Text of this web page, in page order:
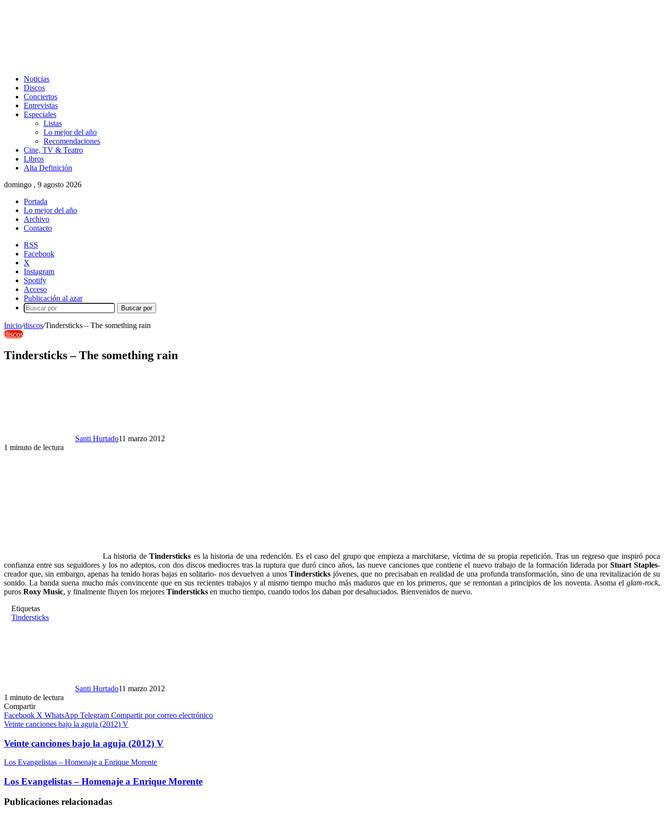
Noticias
Discos
Conciertos
Entrevistas
Especiales
Listas
Lo mejor del año
Recomendaciones
Cine, TV & Teatro
Libros
Alta Definición
domingo , 9 agosto 2026
Portada
Lo mejor del año
Archivo
Contacto
RSS
Facebook
X
Instagram
Spotify
Acceso
Publicación al azar
Buscar por
Inicio/discos/Tindersticks – The something rain
discos
Tindersticks – The something rain
Santi Hurtado11 marzo 2012
1 minuto de lectura
La historia deTindersticks es la historia de una redención. Es el caso del grupo que empieza a marchitarse, víctima de su propia repetición. Tras un regreso que inspiró poca
confianza entre sus seguidores y los no adeptos, con dos discos mediocres tras la ruptura que duró cinco años, las nueve canciones que contiene el nuevo trabajo de la formación liderada por Stuart Staples-
creador que, sin embargo, apenas ha tenido horas bajas en solitario- nos devuelven a unosTindersticks jóvenes, que no precisaban en realidad de una profunda transformación, sino de una revitalización de su
sonido. La banda suena mucho más convincente que en sus recientes trabajos y al mismo tiempo mucho más maduros que en los primeros, que se remontan a principios de los noventa. Asoma el glam-rock,
puros Roxy Music, y finalmente fluyen los mejores Tindersticks en mucho tiempo, cuando todos los daban por desahuciados. Bienvenidos de nuevo.
Etiquetas
Tindersticks
Santi Hurtado11 marzo 2012
1 minuto de lectura
Compartir
Facebook X WhatsApp Telegram Compartir por correo electrónico
Veinte canciones bajo la aguja (2012) V
Veinte canciones bajo la aguja (2012) V
Los Evangelistas – Homenaje a Enrique Morente
Los Evangelistas – Homenaje a Enrique Morente
Publicaciones relacionadas